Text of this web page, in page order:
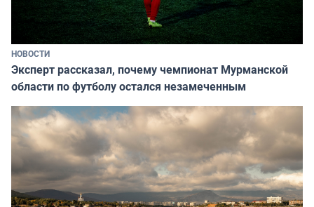
НОВОСТИ
Эксперт рассказал, почему чемпионат Мурманской
области по футболу остался незамеченным